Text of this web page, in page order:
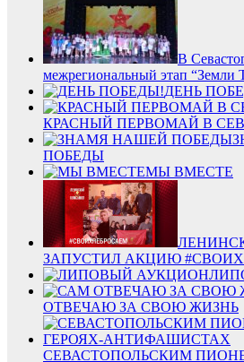
В
межрегиональный этап “Земли
ДЕНЬ
КРАСНЫЙ ПЕРВОМАЙ В
ПОБЕДЫ
МЫ ВМЕСТЕ
ЗАПУСТИЛ АКЦИЮ
ОТВЕЧАЮ ЗА СВОЮ ЖИЗНЬ
СЕВАСТОПОЛЬСКИМ